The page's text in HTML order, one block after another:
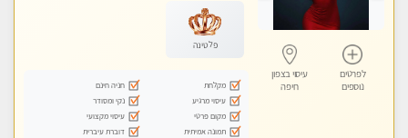
לפרטים
נוספים
עיסוי בצפון
חיפה
פלטינה
מקלחת
חניה חינם
עיסוי מרגיע
נקי ומסודר
מקום פרטי
עיסוי מקצועי
תמונה אמיתית
דוברת עיברית